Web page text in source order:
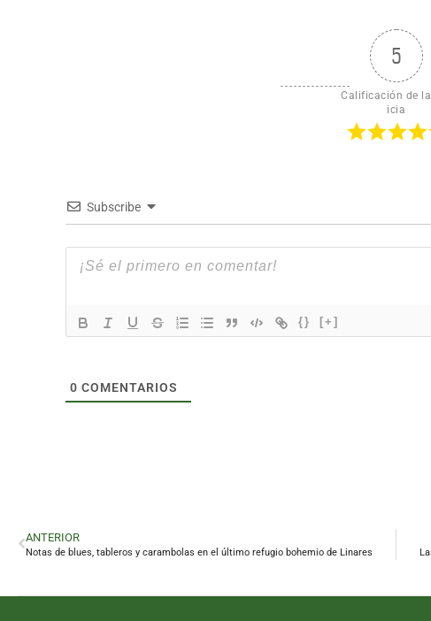
5
Calificación de
icia
Subscribe
{} [+]
0 COMENTARIOS
ANTERIOR
Notas de blues, tableros y carambolas en el último refugio bohemio de Linares